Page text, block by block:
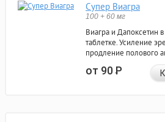
Супер Виагра
100 + 60 мг
Виагра и Дапоксетин
таблетке. Усиление
продление полового
от 90Р